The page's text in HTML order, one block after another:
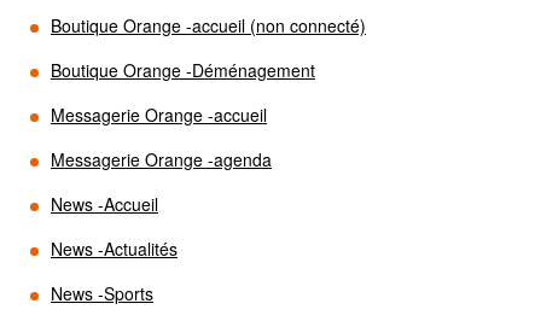
Boutique Orange -accueil (non connecté)
Boutique Orange -Déménagement
Messagerie Orange -accueil
Messagerie Orange -agenda
News -Accueil
News -Actualités
News -Sports